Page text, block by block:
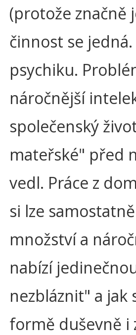
(protože značně
činnost se
psychiku.
náročnější
společenský
mateřské" před
vedl. Práce z
si lze
množství a
nabízí
nezbláznit" a jak
formě duševně i